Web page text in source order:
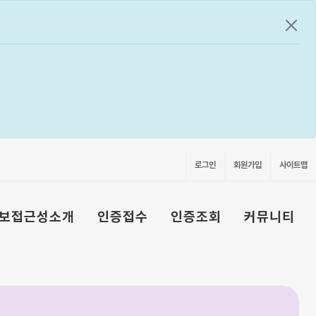
공지
로그인 회원가입 사이트맵
접근성소개 인증접수 인증조회 커뮤니티